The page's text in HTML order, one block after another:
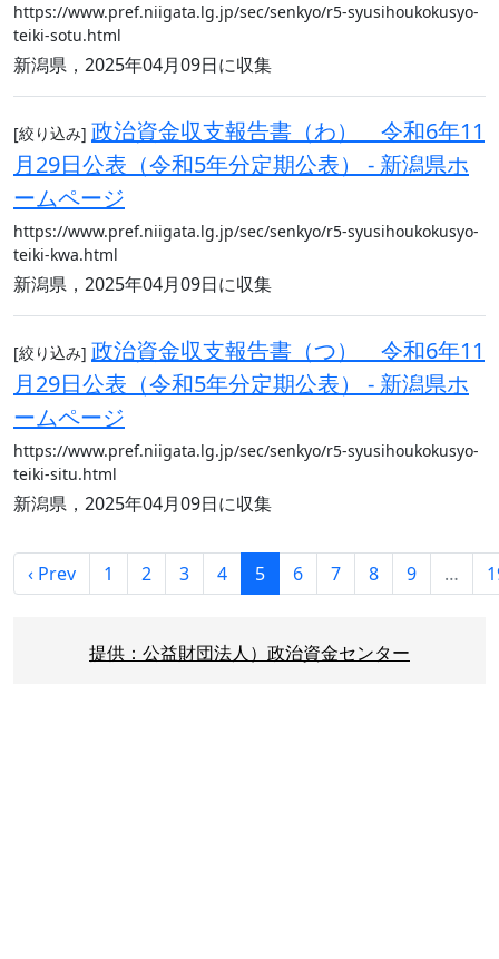
https://www.pref.niigata.lg.jp/sec/senkyo/r5-syusihoukokusyo-
teiki-sotu.html
新潟県，2025年04月09日に収集
[絞り込み] 政治資金収支報告書（わ） 令和6年11
月29日公表（令和5年分定期公表） - 新潟県ホ
ームページ
https://www.pref.niigata.lg.jp/sec/senkyo/r5-syusihoukokusyo-
teiki-kwa.html
新潟県，2025年04月09日に収集
[絞り込み] 政治資金収支報告書（つ） 令和6年11
月29日公表（令和5年分定期公表） - 新潟県ホ
ームページ
https://www.pref.niigata.lg.jp/sec/senkyo/r5-syusihoukokusyo-
teiki-situ.html
新潟県，2025年04月09日に収集
‹ Prev 1 2 3 4 5 6 7 8 9 …
提供：公益財団法人）政治資金センター